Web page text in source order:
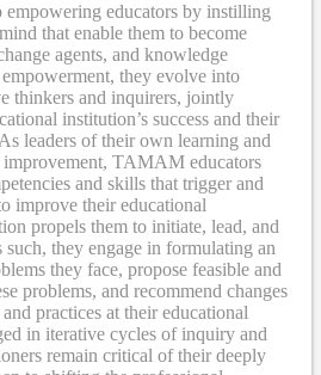
educators by instilling
that enable them to become
agents, and knowledge
they evolve into
thinkers and inquirers, jointly
institution’s success and their
leaders of their own learning and
TAMAM educators
and skills that trigger and
improve their educational
propels them to initiate, lead, and
they engage in formulating an
they face, propose feasible and
problems, and recommend changes
practices at their educational
in iterative cycles of inquiry and
remain critical of their deeply